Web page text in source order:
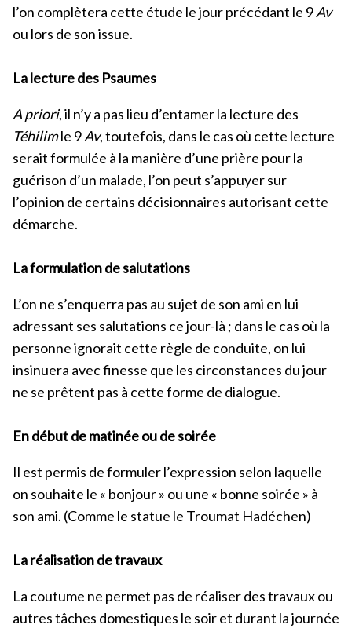
l’on complètera cette étude le jour précédant le 9Av
ou lors de son issue.
La lecture des Psaumes
A priori, il n’y a pas lieu d’entamer la lecture des
Téhilimle 9Av, toutefois, dans le cas où cette lecture
serait formulée à la manière d’une prière pour la
guérison d’un malade, l’on peut s’appuyer sur
l’opinion de certains décisionnaires autorisant cette
démarche.
La formulation de salutations
L’on ne s’enquerra pas au sujet de son ami en lui
adressant ses salutations ce jour-là ; dans le cas où la
personne ignorait cette règle de conduite, on lui
insinuera avec finesse que les circonstances du jour
ne se prêtent pas à cette forme de dialogue.
En début de matinée ou de soirée
Il est permis de formuler l’expression selon laquelle
on souhaite le « bonjour » ou une « bonne soirée » à
son ami. (Comme le statue le Troumat Hadéchen)
La réalisation de travaux
La coutume ne permet pas de réaliser des travaux ou
autres tâches domestiques le soir et durant la journée